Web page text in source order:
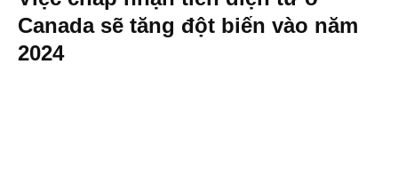
Canada sẽ tăng đột biến vào năm
2024